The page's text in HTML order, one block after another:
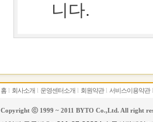
니다.
홈 l 회사소개 l 운영센터소개 l 회원약관l 서비스이용약관
Copyright ⓒ 1999 ~ 2011 BYTO Co.,Ltd. All right